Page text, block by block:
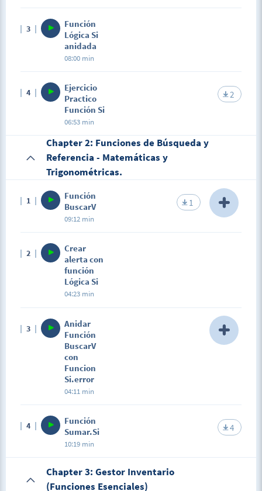
3
Función
Lógica Si
anidada
08:00 min
4
Ejercicio
Practico
Función Si
06:53 min
2
Chapter 2: Funciones de Búsqueda y
Referencia - Matemáticas y
Trigonométricas.
1
Función
BuscarV
09:12 min
1
Es una función de búsqueda y referencia. Nos
permite buscar un dato en forma vertical en una
base datos o tabla.
2
Crear
alerta con
función
Lógica Si
04:23 min
3
Anidar
Función
BuscarV
con
Funcion
Si.error
04:11 min
En esta lección veremos como evitar el típico error
#N/A valor no disponible, para lo cual vamos anidar
Función BuscarV con Si.error
4
Función
Sumar.Si
10:19 min
4
Chapter 3: Gestor Inventario
(Funciones Esenciales)